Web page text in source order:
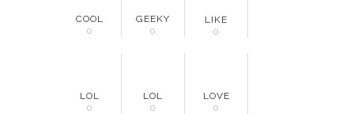
COOL
0
GEEKY
0
LIKE
0
LOL
0
LOL
0
LOVE
0